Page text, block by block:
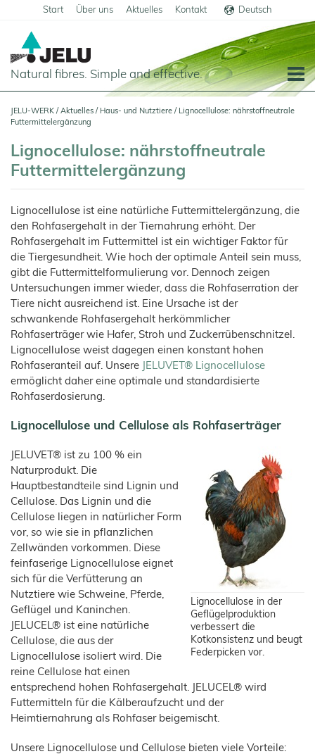
Start Über uns Aktuelles Kontakt
English
Deutsch
Natural fibres. Simple and effective.
Übersicht
Fleisch
und
Wurstwaren
Teigwaren
Tiefkühlprodukte
Süßwaren
Instantprodukte
/
Gewürze
JELUCEL®
–
JELUCEL®
Pflanzenfasern
BF
Bambusfaser
JELUCEL®
–
JELUCEL®
OF
Haferfaser
Haus- und Nutztiere
Anwendungen
Futtermittel
Schweine
Geflügel
Pferde
Kälber
Kaninchen
Hunde
Katzen
Tiereinstreu
Katzenstreu
Kleintiere
und
Großtiere
Geflügelzucht
Produkte
Futtermittel
und
Tiernahrung
JELUVET®
Lignocellulose
Tiereinstreu
Cosycat®
COSYFLOCK®
JELUDRY®
Übersicht
Bauchemie
Mörtel
Putz
Fliesenkleber
Bodenbeläge
Filterhilfsmittel
Wood-
Composite
Kunststoffe
Reinigungsmittel
Wanddekoration
Produkte
Cellulose
JELUCEL
T1
JELUCEL
HM
JELUCEL
Funktionelle
Holzfaserstoffe
JELUXYL
JELUXYL
HW
JELUXYL
WEHO
Sonstige
Über uns
Unternehmensgeschichte
Karriere
Herstellung
Zertifikate
Vertriebspartner
Anfahrt
AGB
Datenschutzerklärung
Aktuelles
Shop
JELU-WERK / Aktuelles / Haus- und Nutztiere /
Lignocellulose: nährstoffneutrale
Futtermittelergänzung
Lignocellulose: nährstoffneutrale
Futtermittelergänzung
Lignocellulose ist eine natürliche Futtermittelergänzung, die
den Rohfasergehalt in der Tiernahrung erhöht. Der
Rohfasergehalt im Futtermittel ist ein wichtiger Faktor für
die Tiergesundheit. Wie hoch der optimale Anteil sein muss,
gibt die Futtermittelformulierung vor. Dennoch zeigen
Untersuchungen immer wieder, dass die Rohfaserration der
Tiere nicht ausreichend ist. Eine Ursache ist der
schwankende Rohfasergehalt herkömmlicher
Rohfaserträger wie Hafer, Stroh und Zuckerrübenschnitzel.
Lignocellulose weist dagegen einen konstant hohen
Rohfaseranteil auf. Unsere
JELUVET® Lignocellulose
ermöglicht daher eine optimale und standardisierte
Rohfaserdosierung.
Lignocellulose und Cellulose als Rohfaserträger
Lignocellulose in der
Geflügelproduktion
verbessert die
Kotkonsistenz und beugt
Federpicken vor.
JELUVET® ist zu 100 % ein
Naturprodukt. Die
Hauptbestandteile sind Lignin und
Cellulose. Das Lignin und die
Cellulose liegen in natürlicher Form
vor, so wie sie in pflanzlichen
Zellwänden vorkommen. Diese
feinfaserige Lignocellulose eignet
sich für die Verfütterung an
Nutztiere wie Schweine, Pferde,
Geflügel und Kaninchen.
JELUCEL® ist eine natürliche
Cellulose, die aus der
Lignocellulose isoliert wird. Die
reine Cellulose hat einen
entsprechend hohen Rohfasergehalt. JELUCEL® wird
Futtermitteln für die Kälberaufzucht und der
Heimtiernahrung als Rohfaser beigemischt.
Unsere Lignocellulose und Cellulose bieten viele Vorteile: